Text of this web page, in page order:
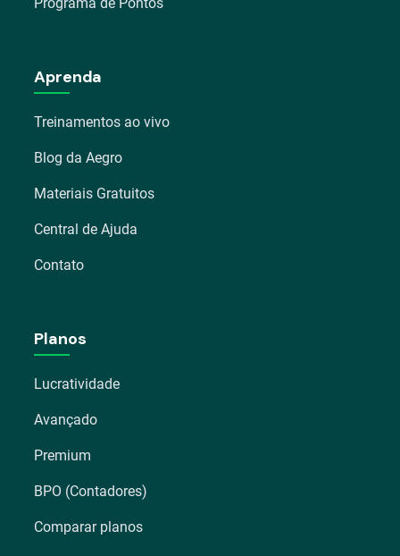
Aprenda
Treinamentos ao vivo
Blog da Aegro
Materiais Gratuitos
Central de Ajuda
Contato
Planos
Lucratividade
Avançado
Premium
BPO (Contadores)
Comparar planos